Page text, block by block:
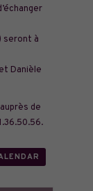
seront à
Danièle
de